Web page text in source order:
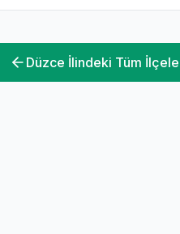
Düzce İlindeki Tüm